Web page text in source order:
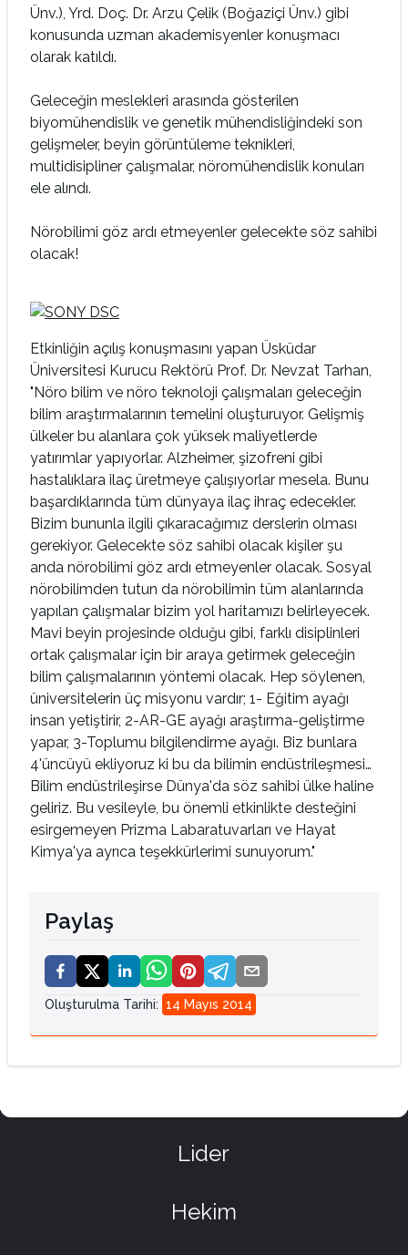
Ünv.), Yrd. Doç. Dr. Arzu Çelik (Boğaziçi Ünv.) gibi
konusunda uzman akademisyenler konuşmacı
olarak katıldı.
Geleceğin meslekleri arasında gösterilen
biyomühendislik ve genetik mühendisliğindeki son
gelişmeler, beyin görüntüleme teknikleri,
multidisipliner çalışmalar, nöromühendislik konuları
ele alındı.
Nörobilimi göz ardı etmeyenler gelecekte söz sahibi
olacak!
Etkinliğin açılış konuşmasını yapan Üsküdar
Üniversitesi Kurucu Rektörü Prof. Dr. Nevzat Tarhan,
"Nöro bilim ve nöro teknoloji çalışmaları geleceğin
bilim araştırmalarının temelini oluşturuyor. Gelişmiş
ülkeler bu alanlara çok yüksek maliyetlerde
yatırımlar yapıyorlar. Alzheimer, şizofreni gibi
hastalıklara ilaç üretmeye çalışıyorlar mesela. Bunu
başardıklarında tüm dünyaya ilaç ihraç edecekler.
Bizim bununla ilgili çıkaracağımız derslerin olması
gerekiyor. Gelecekte söz sahibi olacak kişiler şu
anda nörobilimi göz ardı etmeyenler olacak. Sosyal
nörobilimden tutun da nörobilimin tüm alanlarında
yapılan çalışmalar bizim yol haritamızı belirleyecek.
Mavi beyin projesinde olduğu gibi, farklı disiplinleri
ortak çalışmalar için bir araya getirmek geleceğin
bilim çalışmalarının yöntemi olacak. Hep söylenen,
üniversitelerin üç misyonu vardır; 1- Eğitim ayağı
insan yetiştirir, 2-AR-GE ayağı araştırma-geliştirme
yapar, 3-Toplumu bilgilendirme ayağı. Biz bunlara
4'üncüyü ekliyoruz ki bu da bilimin endüstrileşmesi…
Bilim endüstrileşirse Dünya'da söz sahibi ülke haline
geliriz. Bu vesileyle, bu önemli etkinlikte desteğini
esirgemeyen Prizma Labaratuvarları ve Hayat
Kimya'ya ayrıca teşekkürlerimi sunuyorum."
Paylaş
Oluşturulma Tarihi: 14 Mayıs 2014
Lider
Hekim